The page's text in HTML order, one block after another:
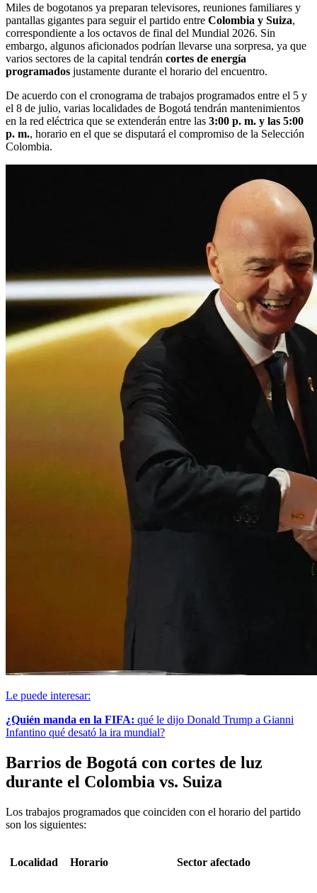
Miles de bogotanos ya preparan televisores, reuniones familiares y
pantallas gigantes para seguir el partido entre Colombia y Suiza,
correspondiente a los octavos de final del Mundial 2026. Sin
embargo, algunos aficionados podrían llevarse una sorpresa, ya que
varios sectores de la capital tendrán cortes de energía
programados justamente durante el horario del encuentro.
De acuerdo con el cronograma de trabajos programados entre el 5 y
el 8 de julio, varias localidades de Bogotá tendrán mantenimientos
en la red eléctrica que se extenderán entre las 3:00 p. m. y las 5:00
p. m., horario en el que se disputará el compromiso de la Selección
Colombia.
Le puede interesar:
¿Quién manda en la FIFA: qué le dijo Donald Trump a Gianni
Infantino qué desató la ira mundial?
Barrios de Bogotá con cortes de luz
durante el Colombia vs. Suiza
Los trabajos programados que coinciden con el horario del partido
son los siguientes:
Localidad Horario Sector afectado